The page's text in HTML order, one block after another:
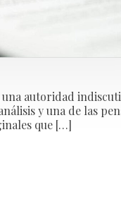
autoridad
y una de las
que […]